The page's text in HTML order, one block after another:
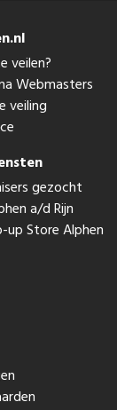
veilen?
Webmasters
veiling
gezocht
a/d Rijn
up Store Alphen